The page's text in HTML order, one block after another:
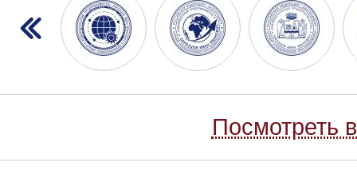
Посмотреть